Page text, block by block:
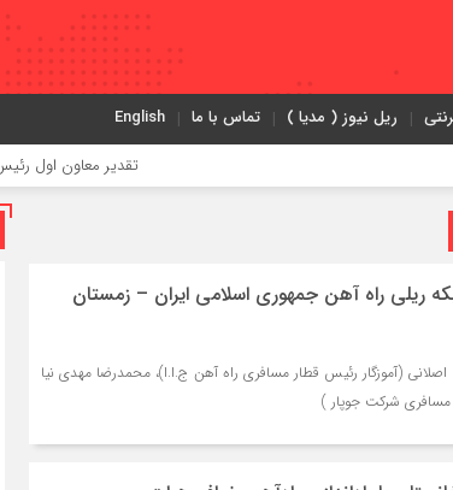
ریل نیوز ( مدیا ) تماس با ما English
تقدیر معاون اول رئیس‌جمهور از مدیرعامل
ریلی راه آهن جمهوری اسلامی ایران – زمستان
اصلانی (آموزگار رئیس قطار مسافری راه آهن ج.ا.ا)، محمدرضا مهدی نیا
شرکت جوپار )